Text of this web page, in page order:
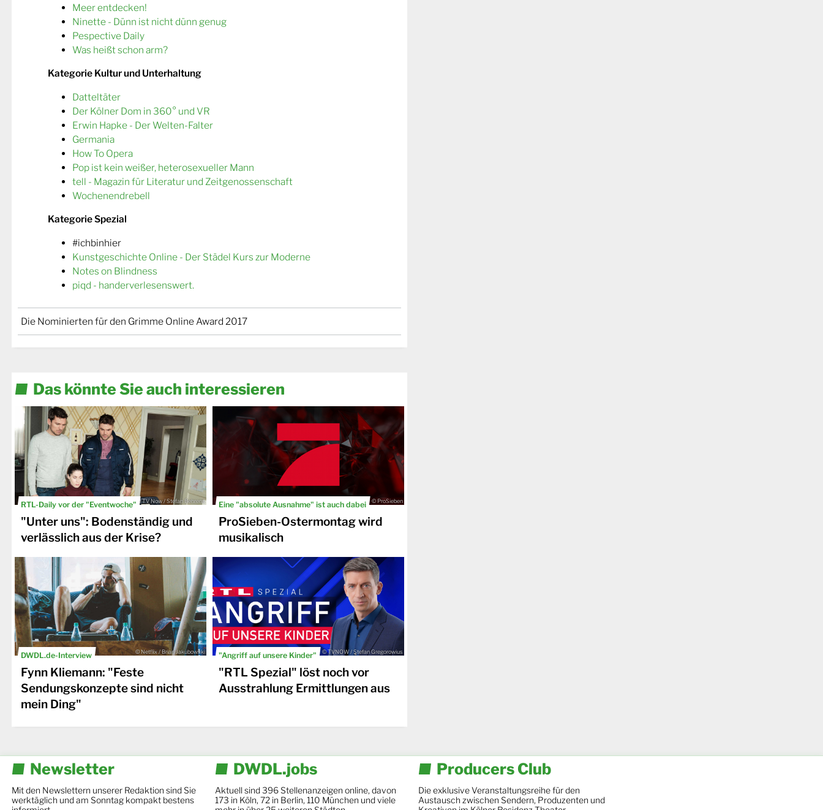
Meer entdecken!
Ninette - Dünn ist nicht dünn genug
Pespective Daily
Was heißt schon arm?
Kategorie Kultur und Unterhaltung
Datteltäter
Der Kölner Dom in 360° und VR
Erwin Hapke - Der Welten-Falter
Germania
How To Opera
Pop ist kein weißer, heterosexueller Mann
tell - Magazin für Literatur und Zeitgenossenschaft
Wochenendrebell
Kategorie Spezial
#ichbinhier
Kunstgeschichte Online - Der Städel Kurs zur Moderne
Notes on Blindness
piqd - handerverlesenswert.
Die Nominierten für den Grimme Online Award 2017
Das könnte Sie auch interessieren
RTL-Daily vor der "Eventwoche" © TV Now / Stefan Behrens
"Unter uns": Bodenständig und
verlässlich aus der Krise?
Eine "absolute Ausnahme" ist auch dabei © ProSieben
ProSieben-Ostermontag wird
musikalisch
DWDL.de-Interview © Netflix / Brian Jakubowski
Fynn Kliemann: "Feste
Sendungskonzepte sind nicht
mein Ding"
"Angriff auf unsere Kinder" © TVNOW / Stefan Gregorowius
"RTL Spezial" löst noch vor
Ausstrahlung Ermittlungen aus
Newsletter
Mit den Newslettern unserer Redaktion sind Sie
werktäglich und am Sonntag kompakt bestens
DWDL.jobs
Aktuell sind 396 Stellenanzeigen online, davon
173 in Köln, 72 in Berlin, 110 München und viele
Producers Club
Die exklusive Veranstaltungsreihe für den
Austausch zwischen Sendern, Produzenten und